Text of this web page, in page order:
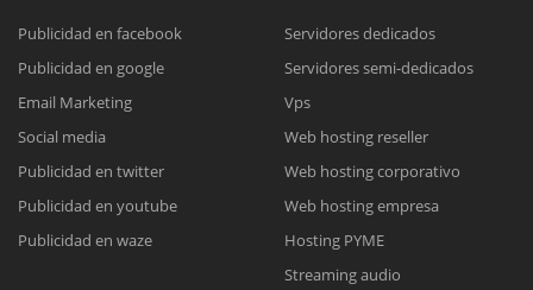
Reunión online
Meet para la reunión online.
Cotización
Chat Online
Todos nuestros ejecutivos están fuera de línea. Complete el formulario
Publicidad en facebook
Publicidad en google
Email Marketing
Social media
Publicidad en twitter
Publicidad en youtube
Publicidad en waze
Servidores dedicados
Servidores semi-dedicados
Vps
Web hosting reseller
Web hosting corporativo
Web hosting empresa
Hosting PYME
Streaming audio